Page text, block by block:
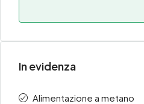
In evidenza
Alimentazione a metano